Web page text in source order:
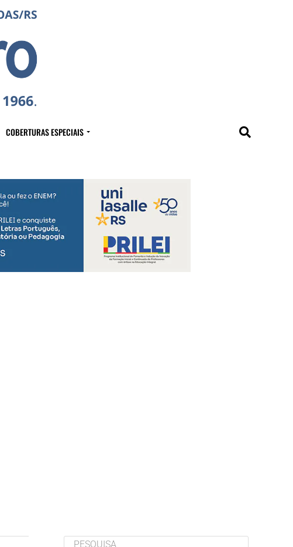
COBERTURAS ESPECIAIS